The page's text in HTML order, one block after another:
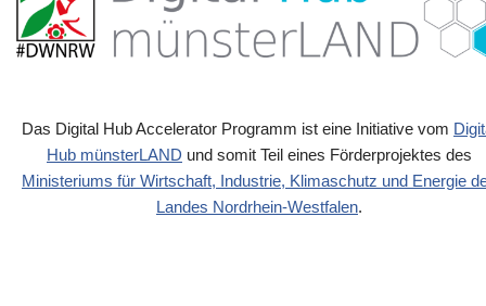
Das Digital Hub Accelerator Programm ist eine Initiative vom
Hub münsterLAND und somit Teil eines Förderprojektes des
Ministeriums für Wirtschaft, Industrie, Klimaschutz und Energie
Landes Nordrhein-Westfalen.